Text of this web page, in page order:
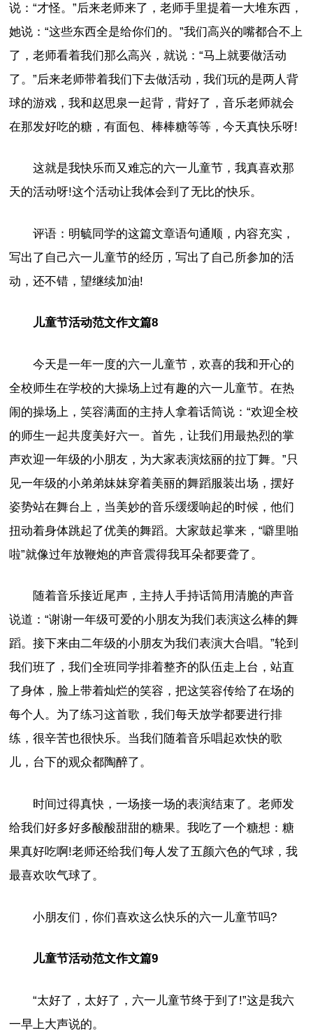
说：“才怪。”后来老师来了，老师手里提着一大堆东西，
她说：“这些东西全是给你们的。”我们高兴的嘴都合不上
了，老师看着我们那么高兴，就说：“马上就要做活动
了。”后来老师带着我们下去做活动，我们玩的是两人背
球的游戏，我和赵思泉一起背，背好了，音乐老师就会
在那发好吃的糖，有面包、棒棒糖等等，今天真快乐呀!
这就是我快乐而又难忘的六一儿童节，我真喜欢那
天的活动呀!这个活动让我体会到了无比的快乐。
评语：明毓同学的这篇文章语句通顺，内容充实，
写出了自己六一儿童节的经历，写出了自己所参加的活
动，还不错，望继续加油!
儿童节活动范文作文篇8
今天是一年一度的六一儿童节，欢喜的我和开心的
全校师生在学校的大操场上过有趣的六一儿童节。在热
闹的操场上，笑容满面的主持人拿着话筒说：“欢迎全校
的师生一起共度美好六一。首先，让我们用最热烈的掌
声欢迎一年级的小朋友，为大家表演炫丽的拉丁舞。”只
见一年级的小弟弟妹妹穿着美丽的舞蹈服装出场，摆好
姿势站在舞台上，当美妙的音乐缓缓响起的时候，他们
扭动着身体跳起了优美的舞蹈。大家鼓起掌来，“噼里啪
啦”就像过年放鞭炮的声音震得我耳朵都要聋了。
随着音乐接近尾声，主持人手持话筒用清脆的声音
说道：“谢谢一年级可爱的小朋友为我们表演这么棒的舞
蹈。接下来由二年级的小朋友为我们表演大合唱。”轮到
我们班了，我们全班同学排着整齐的队伍走上台，站直
了身体，脸上带着灿烂的笑容，把这笑容传给了在场的
每个人。为了练习这首歌，我们每天放学都要进行排
练，很辛苦也很快乐。当我们随着音乐唱起欢快的歌
儿，台下的观众都陶醉了。
时间过得真快，一场接一场的表演结束了。老师发
给我们好多好多酸酸甜甜的糖果。我吃了一个糖想：糖
果真好吃啊!老师还给我们每人发了五颜六色的气球，我
最喜欢吹气球了。
小朋友们，你们喜欢这么快乐的六一儿童节吗?
儿童节活动范文作文篇9
“太好了，太好了，六一儿童节终于到了!”这是我六
一早上大声说的。